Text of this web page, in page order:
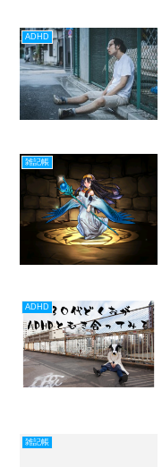
ADHD
雑記帳
ADHD
雑記帳